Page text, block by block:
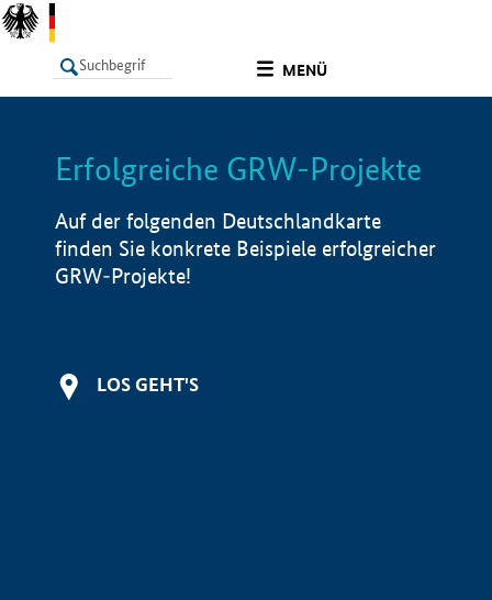
MENÜ
LISTE Info
Erfolgreiche GRW-Projekte
Auf der folgenden Deutschlandkarte
finden Sie konkrete Beispiele erfolgreicher
GRW-Projekte!
LOS GEHT'S